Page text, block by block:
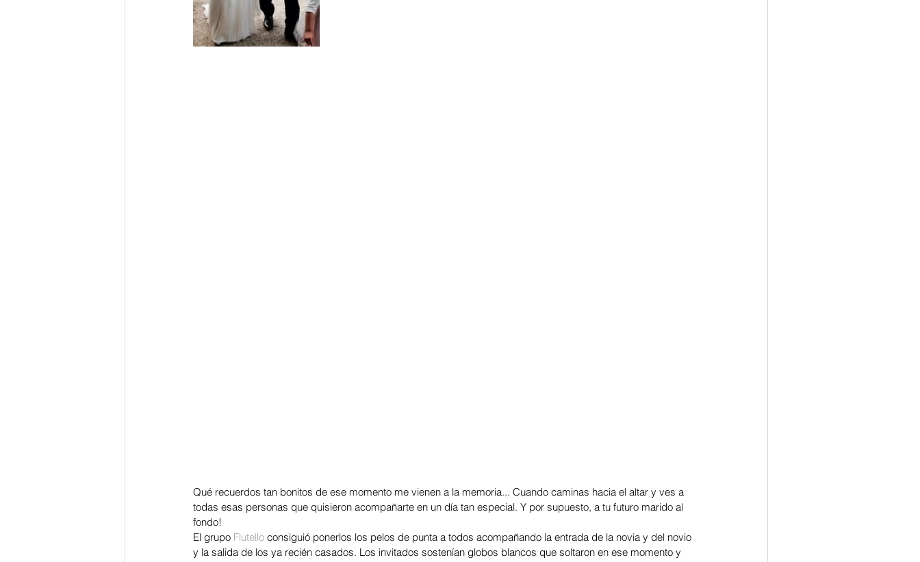
Qué recuerdos tan bonitos de ese momento me vienen a la memoria... Cuando caminas hacia el altar y ves a
todas esas personas que quisieron acompañarte en un día tan especial. Y por supuesto, a tu futuro marido al
fondo!
El grupo Flutello consiguió ponerlos los pelos de punta a todos acompañando la entrada de la novia y del novio
y la salida de los ya recién casados. Los invitados sostenían globos blancos que soltaron en ese momento y